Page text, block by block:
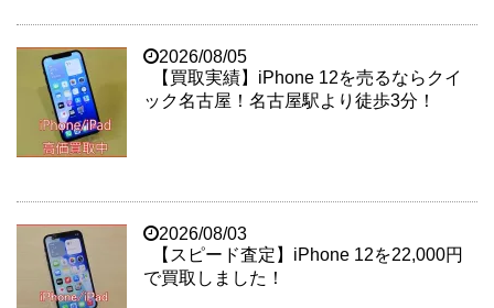
2026/08/05
【買取実績】iPhone 12を売るならクイ
ック名古屋！名古屋駅より徒歩3分！
2026/08/03
【スピード査定】iPhone 12を22,000円
で買取しました！